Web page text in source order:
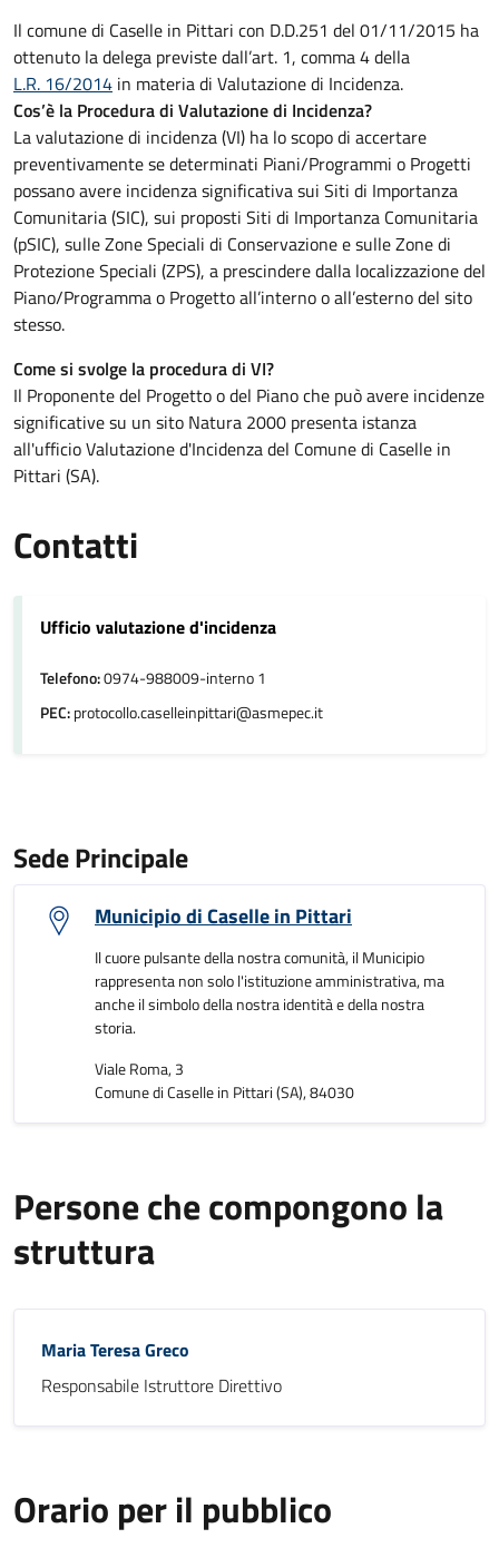
Il comune di Caselle in Pittari con D.D.251 del 01/11/2015 ha
ottenuto la delega previste dall’art. 1, comma 4 della
L.R. 16/2014 in materia di Valutazione di Incidenza.
Cos’è la Procedura di Valutazione di Incidenza?
La valutazione di incidenza (VI) ha lo scopo di accertare
preventivamente se determinati Piani/Programmi o Progetti
possano avere incidenza significativa sui Siti di Importanza
Comunitaria (SIC), sui proposti Siti di Importanza Comunitaria
(pSIC), sulle Zone Speciali di Conservazione e sulle Zone di
Protezione Speciali (ZPS), a prescindere dalla localizzazione del
Piano/Programma o Progetto all’interno o all’esterno del sito
stesso.
Come si svolge la procedura di VI?
Il Proponente del Progetto o del Piano che può avere incidenze
significative su un sito Natura 2000 presenta istanza
all'ufficio Valutazione d'Incidenza del Comune di Caselle in
Pittari (SA).
Contatti
Ufficio valutazione d'incidenza
Telefono:0974-988009-interno 1
PEC:protocollo.caselleinpittari@asmepec.it
Sede Principale
Municipio di Caselle in Pittari
Il cuore pulsante della nostra comunità, il Municipio
rappresenta non solo l'istituzione amministrativa, ma
anche il simbolo della nostra identità e della nostra
storia.
Viale Roma, 3
Comune di Caselle in Pittari (SA), 84030
Persone che compongono la
struttura
Maria Teresa Greco
Responsabile Istruttore Direttivo
Orario per il pubblico